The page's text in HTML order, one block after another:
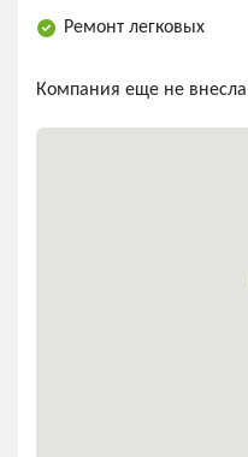
Ремонт легковых
Компания еще не